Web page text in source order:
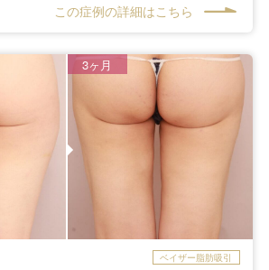
この症例の詳細はこちら
ベイザー脂肪吸引
3ヶ月